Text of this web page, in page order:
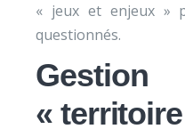
« jeux et enjeux »
questionnés.
«